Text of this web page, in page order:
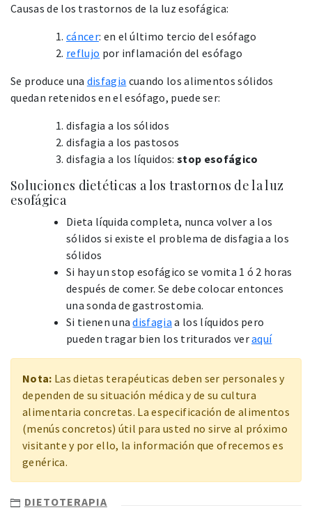
Causas de los trastornos de la luz esofágica:
cáncer: en el último tercio del esófago
reflujo por inflamación del esófago
Se produce una disfagia cuando los alimentos sólidos
quedan retenidos en el esófago, puede ser:
disfagia a los sólidos
disfagia a los pastosos
disfagia a los líquidos: stop esofágico
Soluciones dietéticas a los trastornos de la luz
esofágica
Dieta líquida completa, nunca volver a los
sólidos si existe el problema de disfagia a los
sólidos
Si hay un stop esofágico se vomita 1 ó 2 horas
después de comer. Se debe colocar entonces
una sonda de gastrostomia.
Si tienen unadisfagia a los líquidos pero
pueden tragar bien los triturados veraquí
Nota: Las dietas terapéuticas deben ser personales y
dependen de su situación médica y de su cultura
alimentaria concretas. La especificación de alimentos
(menús concretos) útil para usted no sirve al próximo
visitante y por ello, la información que ofrecemos es
genérica.
DIETOTERAPIA